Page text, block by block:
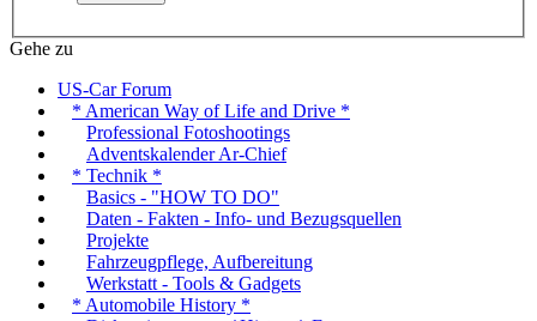
Gehe zu
US-Car Forum
* American Way of Life and Drive *
Professional Fotoshootings
Adventskalender Ar-Chief
* Technik *
Basics - "HOW TO DO"
Daten - Fakten - Info- und Bezugsquellen
Projekte
Fahrzeugpflege, Aufbereitung
Werkstatt - Tools & Gadgets
* Automobile History *